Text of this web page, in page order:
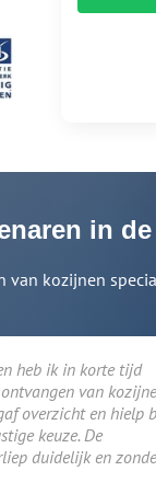
in
van kozijnen
heb ik in korte tijd
van
overzicht en hielp
keuze. De
duidelijk en